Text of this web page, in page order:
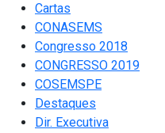
Cartas
CONASEMS
Congresso 2018
CONGRESSO 2019
COSEMSPE
Destaques
Dir. Executiva